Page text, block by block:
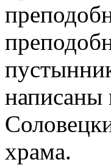
написаны
храма.